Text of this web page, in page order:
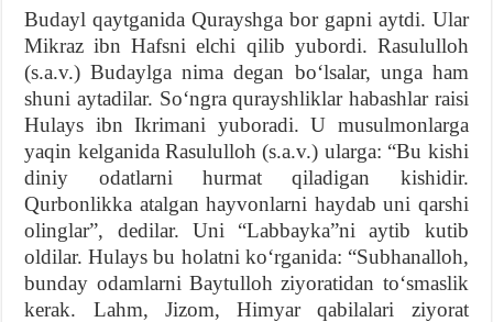
Budayl qaytganida Qurayshga bor gapni aytdi. Ular
Mikraz ibn Hafsni elchi qilib yubordi. Rasululloh
(s.a.v.) Budaylga nima degan bo‘lsalar, unga ham
shuni aytadilar. So‘ngra qurayshliklar habashlar raisi
Hulays ibn Ikrimani yuboradi. U musulmonlarga
yaqin kelganida Rasululloh (s.a.v.) ularga: “Bu kishi
diniy odatlarni hurmat qiladigan kishidir.
Qurbonlikka atalgan hayvonlarni haydab uni qarshi
olinglar”, dedilar. Uni “Labbayka”ni aytib kutib
oldilar. Hulays bu holatni ko‘rganida: “Subhanalloh,
bunday odamlarni Baytulloh ziyoratidan to‘smaslik
kerak. Lahm, Jizom, Himyar qabilalari ziyorat